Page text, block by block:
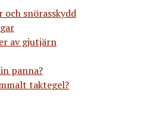
och snörasskydd
av gjutjärn
panna?
taktegel?